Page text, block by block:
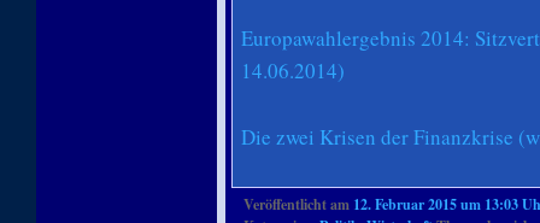
Europawahlergebnis 2014:
14.06.2014)
Die zwei Krisen der Finanzkrise
Veröffentlicht am 12. Februar 2015 um 13:03